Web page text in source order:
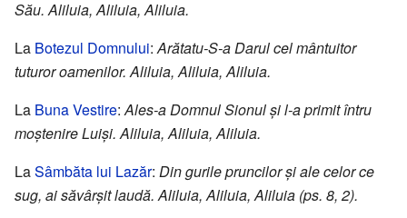
Său. Aliluia, Aliluia, Aliluia.
La Botezul Domnului:Arătatu-S-a Darul cel mântuitor
tuturor oamenilor. Aliluia, Aliluia, Aliluia.
La Buna Vestire:Ales-a Domnul Sionul şi l-a primit întru
moştenire Luişi. Aliluia, Aliluia, Aliluia.
LaSâmbăta lui Lazăr: Din gurile pruncilor şi ale celor ce
sug, ai săvârşit laudă. Aliluia, Aliluia, Aliluia (ps. 8, 2).